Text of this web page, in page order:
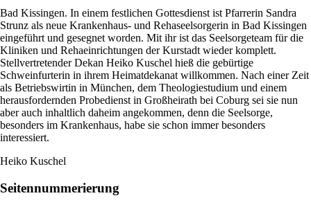
Bad Kissingen. In einem festlichen Gottesdienst ist Pfarrerin Sandra
Strunz als neue Krankenhaus- und Rehaseelsorgerin in Bad Kissingen
eingeführt und gesegnet worden. Mit ihr ist das Seelsorgeteam für die
Kliniken und Rehaeinrichtungen der Kurstadt wieder komplett.
Stellvertretender Dekan Heiko Kuschel hieß die gebürtige
Schweinfurterin in ihrem Heimatdekanat willkommen. Nach einer Zeit
als Betriebswirtin in München, dem Theologiestudium und einem
herausfordernden Probedienst in Großheirath bei Coburg sei sie nun
aber auch inhaltlich daheim angekommen, denn die Seelsorge,
besonders im Krankenhaus, habe sie schon immer besonders
interessiert.
Heiko Kuschel
Seitennummerierung